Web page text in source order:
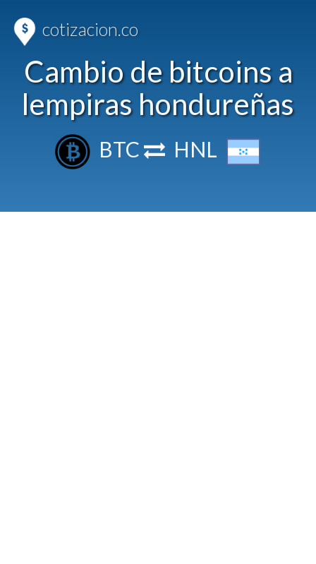
cotizacion.co
Cambio de bitcoins a
lempiras hondureñas
BTC HNL